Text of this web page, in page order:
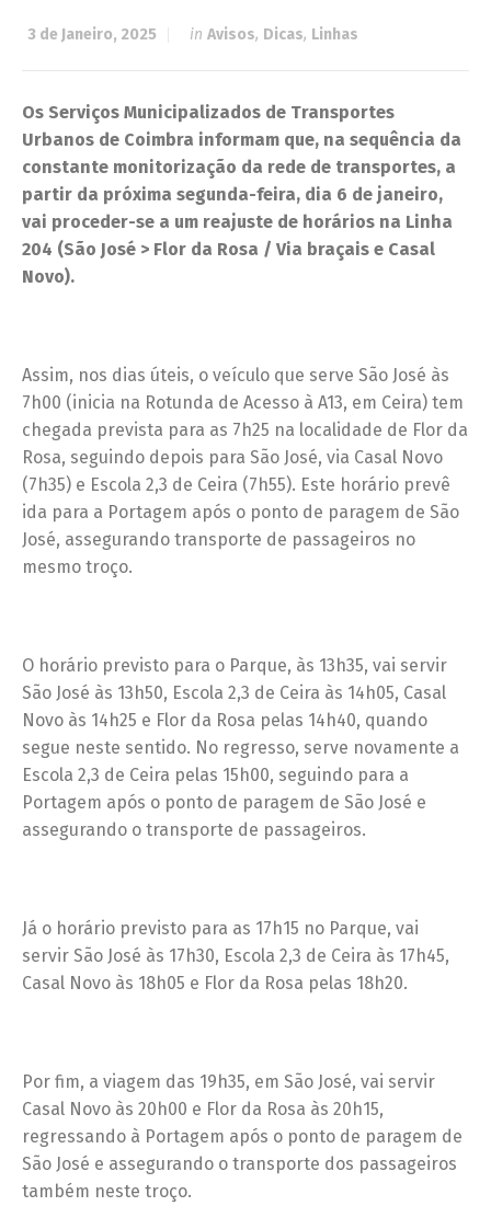
3 de Janeiro, 2025 in Avisos, Dicas, Linhas
Os Serviços Municipalizados de Transportes
Urbanos de Coimbra informam que, na sequência da
constante monitorização da rede de transportes, a
partir da próxima segunda-feira, dia 6 de janeiro,
vai proceder-se a um reajuste de horários na Linha
204 (São José > Flor da Rosa / Via braçais e Casal
Novo).
Assim, nos dias úteis, o veículo que serve São José às
7h00 (inicia na Rotunda de Acesso à A13, em Ceira) tem
chegada prevista para as 7h25 na localidade de Flor da
Rosa, seguindo depois para São José, via Casal Novo
(7h35) e Escola 2,3 de Ceira (7h55). Este horário prevê
ida para a Portagem após o ponto de paragem de São
José, assegurando transporte de passageiros no
mesmo troço.
O horário previsto para o Parque, às 13h35, vai servir
São José às 13h50, Escola 2,3 de Ceira às 14h05, Casal
Novo às 14h25 e Flor da Rosa pelas 14h40, quando
segue neste sentido. No regresso, serve novamente a
Escola 2,3 de Ceira pelas 15h00, seguindo para a
Portagem após o ponto de paragem de São José e
assegurando o transporte de passageiros.
Já o horário previsto para as 17h15 no Parque, vai
servir São José às 17h30, Escola 2,3 de Ceira às 17h45,
Casal Novo às 18h05 e Flor da Rosa pelas 18h20.
Por fim, a viagem das 19h35, em São José, vai servir
Casal Novo às 20h00 e Flor da Rosa às 20h15,
regressando à Portagem após o ponto de paragem de
São José e assegurando o transporte dos passageiros
também neste troço.